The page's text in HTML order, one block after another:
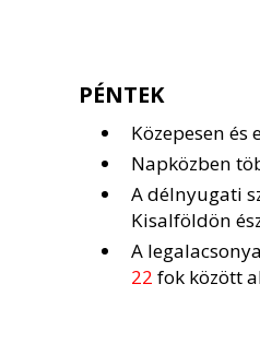
PÉNTEK
Közepesen és
Napközben
A délnyugati
Kisalföldön
A
22 fok között